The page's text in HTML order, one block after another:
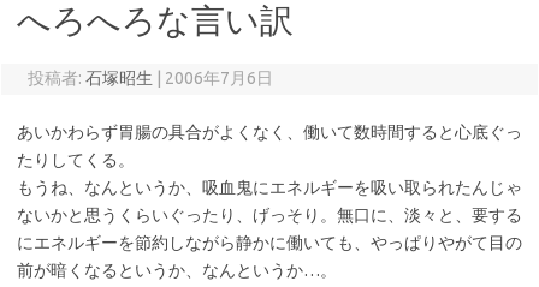
へろへろな言い訳
投稿者: 石塚昭生 2006年7月6日
あいかわらず胃腸の具合がよくなく、働いて数時間すると心底ぐっ
たりしてくる。
もうね、なんというか、吸血鬼にエネルギーを吸い取られたんじゃ
ないかと思うくらいぐったり、げっそり。無口に、淡々と、要する
にエネルギーを節約しながら静かに働いても、やっぱりやがて目の
前が暗くなるというか、なんというか…。